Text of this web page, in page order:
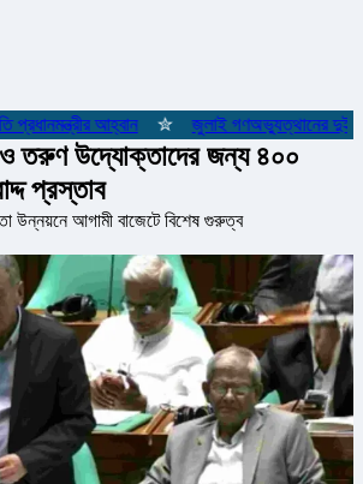
আহ্বান জুলাই গণঅভ্যুত্থানের দুই
ও তরুণ উদ্যোক্তাদের জন্য ৪০০
প্রস্তাব
উন্নয়নে আগামী বাজেটে বিশেষ গুরুত্ব